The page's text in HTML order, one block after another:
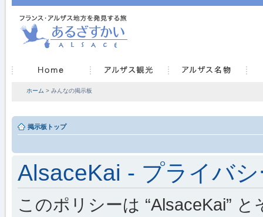
ホーム > みんなの掲示板
掲示板トップ
AlsaceKai - プライバ
このポリシーは “AlsaceKai” と